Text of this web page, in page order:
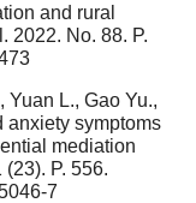
and rural
2022. No. 88. P.
Yuan L., Gao Yu.,
anxiety symptoms
mediation
P. 556.
7